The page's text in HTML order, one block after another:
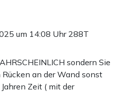
um 14:08 Uhr 288T
sondern Sie
an der Wand sonst
Zeit ( mit der